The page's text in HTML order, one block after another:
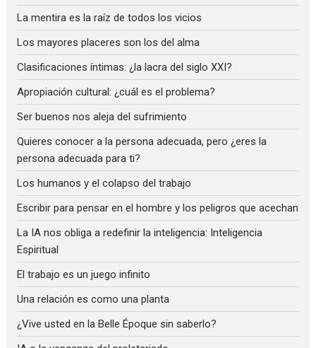
La mentira es la raíz de todos los vicios
Los mayores placeres son los del alma
Clasificaciones íntimas: ¿la lacra del siglo XXI?
Apropiación cultural: ¿cuál es el problema?
Ser buenos nos aleja del sufrimiento
Quieres conocer a la persona adecuada, pero ¿eres la
persona adecuada para ti?
Los humanos y el colapso del trabajo
Escribir para pensar en el hombre y los peligros que acechan
La IA nos obliga a redefinir la inteligencia: Inteligencia
Espiritual
El trabajo es un juego infinito
Una relación es como una planta
¿Vive usted en la Belle Époque sin saberlo?